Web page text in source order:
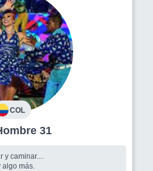
COL
Hombre 31
y caminar....
algo más.